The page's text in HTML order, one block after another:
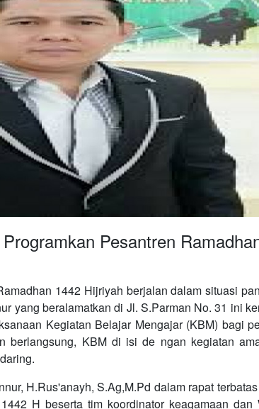
Pesantren
1442 Hijriyah berjalan dalam situasi
yang beralamatkan di Jl. S.Parman No. 31 ini
Kegiatan Belajar Mengajar (KBM) bagi
berlangsung, KBM di isi de ngan kegiatan
H.Rus'anayh, S.Ag,M.Pd dalam rapat
H beserta tim koordinator keagamaan dan